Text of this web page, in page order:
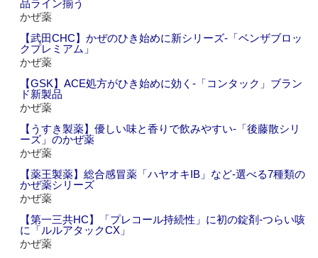
品ライン揃う
かぜ薬
【武田CHC】かぜのひき始めに新シリーズ‐「ベンザブロッ
クプレミアム」
かぜ薬
【GSK】ACE処方がひき始めに効く‐「コンタック」ブラン
ド新製品
かぜ薬
【うすき製薬】優しい味と香りで飲みやすい‐「後藤散シリ
ーズ」のかぜ薬
かぜ薬
【薬王製薬】総合感冒薬「ハヤオキIB」など‐選べる7種類の
かぜ薬シリーズ
かぜ薬
【第一三共HC】「プレコール持続性」に初の錠剤‐つらい咳
に「ルルアタックCX」
かぜ薬